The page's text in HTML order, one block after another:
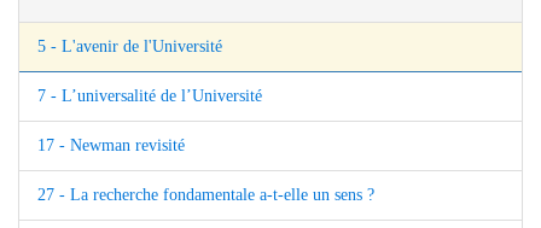
5 - L'avenir de l'Université
7 - L’universalité de l’Université
17 - Newman revisité
27 - La recherche fondamentale a-t-elle un sens ?